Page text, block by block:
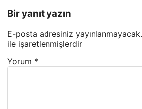
Bir yanıt yazın
E-posta adresiniz yayınlanmayacak.
ile işaretlenmişlerdir
Yorum *